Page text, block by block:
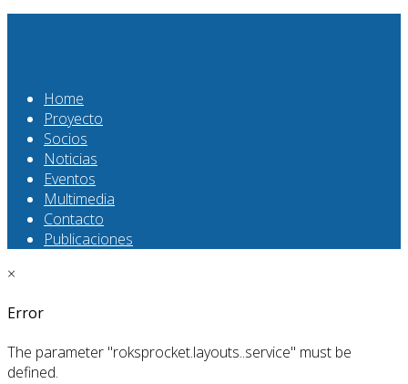
Home
Proyecto
Socios
Noticias
Eventos
Multimedia
Contacto
Publicaciones
×
Error
The parameter "roksprocket.layouts..service" must be
defined.